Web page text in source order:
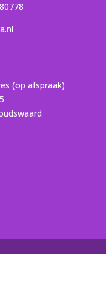
(op afspraak)